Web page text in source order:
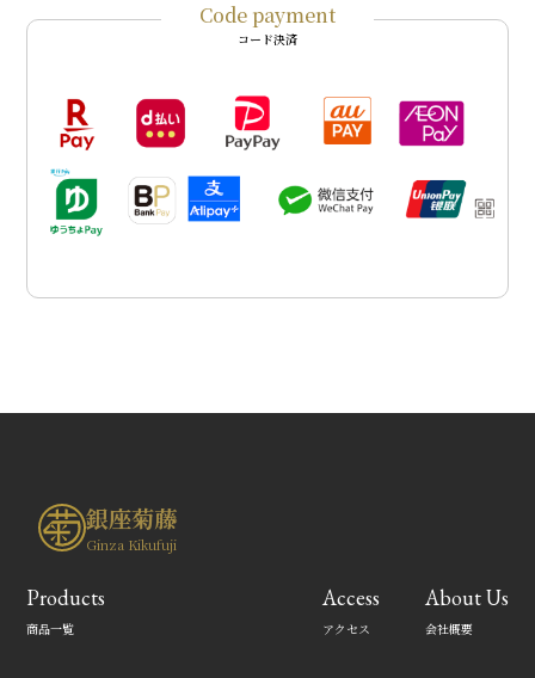
Code payment
コード決済
銀座菊藤
Ginza Kikufuji
Products
商品一覧
Access
アクセス
About Us
会社概要